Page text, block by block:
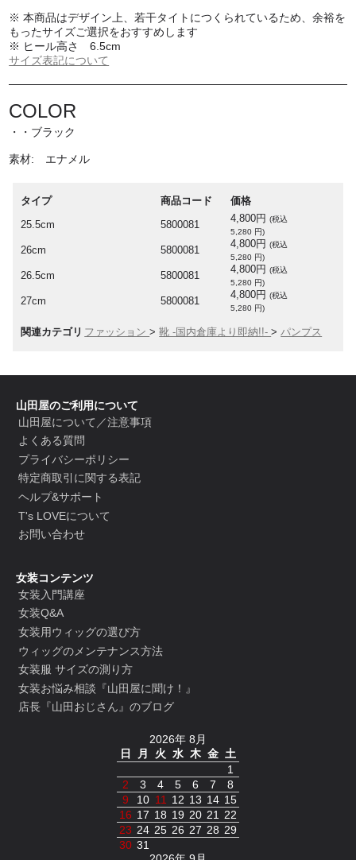
※ 本商品はデザイン上、若干タイトにつくられているため、余裕を
もったサイズご選択をおすすめします
※ ヒール高さ 6.5cm
サイズ表記について
COLOR
・・ブラック
素材: エナメル
タイプ 商品コード 価格
25.5cm 5800081
4,800円(税込
5,280 円)
26cm 5800081
4,800円(税込
5,280 円)
26.5cm 5800081
4,800円(税込
5,280 円)
27cm 5800081
4,800円(税込
5,280 円)
関連カテゴリ ファッション>靴 -国内倉庫より即納!!->パンプス
山田屋のご利用について
山田屋について／注意事項
よくある質問
プライバシーポリシー
特定商取引に関する表記
ヘルプ&サポート
T's LOVEについて
お問い合わせ
女装コンテンツ
女装入門講座
女装Q&A
女装用ウィッグの選び方
ウィッグのメンテナンス方法
女装服 サイズの測り方
女装お悩み相談『山田屋に聞け！』
店長『山田おじさん』のブログ
2026年 8月
日
月 火 水 木 金 土
1
2
3 4 5 6 7
8
9
10 11 12 13 14 15
16 17 18 19 20 21 22
23 24 25 26 27 28 29
30 31